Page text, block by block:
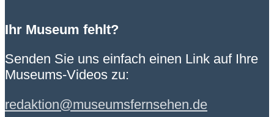
Ihr Museum fehlt?
Senden Sie uns einfach einen Link auf Ihre
Museums-Videos zu:
redaktion@museumsfernsehen.de